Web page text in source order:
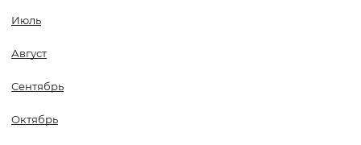
Июль
Август
Сентябрь
Октябрь